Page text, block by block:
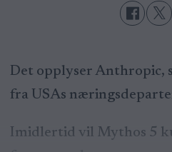
Det opplyser Anthropic,
fra USAs
Imidlertid vil Mythos 5